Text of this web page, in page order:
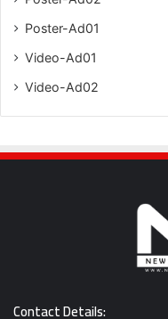
Poster-Ad01
Video-Ad01
Video-Ad02
Contact Details: